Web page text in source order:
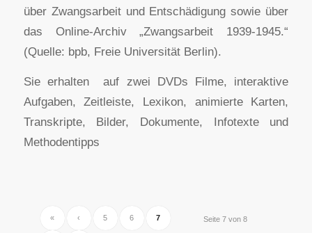
über Zwangsarbeit und Entschädigung sowie über
das Online-Archiv „Zwangsarbeit 1939-1945.“
(Quelle: bpb, Freie Universität Berlin).
Sie erhalten auf zwei DVDs Filme, interaktive
Aufgaben, Zeitleiste, Lexikon, animierte Karten,
Transkripte, Bilder, Dokumente, Infotexte und
Methodentipps
Seite 7 von 8
« ‹ 5 6 7